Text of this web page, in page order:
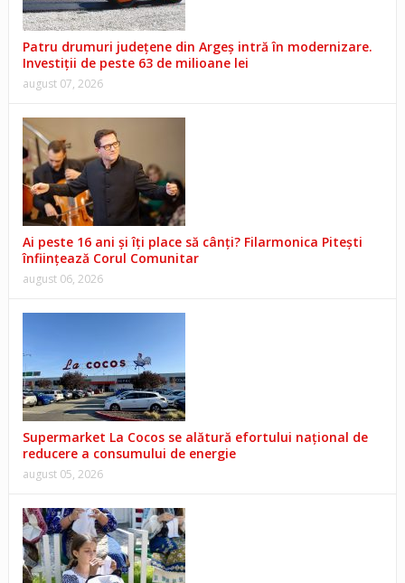
Patru drumuri județene din Argeș intră în modernizare.
Investiții de peste 63 de milioane lei
august 07, 2026
Ai peste 16 ani și îți place să cânți? Filarmonica Pitești
înființează Corul Comunitar
august 06, 2026
Supermarket La Cocos se alătură efortului național de
reducere a consumului de energie
august 05, 2026